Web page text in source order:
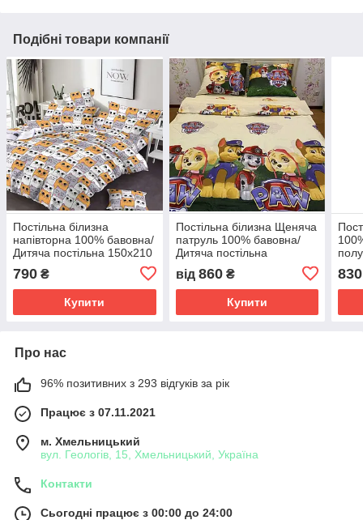
Подібні товари компанії
Постільна білизна
напівторна 100% бавовна/
Дитяча постільна 150х210
790 ₴
Купити
Постільна білизна Щеняча
патруль 100% бавовна/
Дитяча постільна
від 860₴
Купити
830
Про нас
96% позитивних з 293 відгуків за рік
Працює з 07.11.2021
м. Хмельницький
вул. Геологів, 15, Хмельницький, Україна
Контакти
Сьогодні працює з 00:00 до 24:00